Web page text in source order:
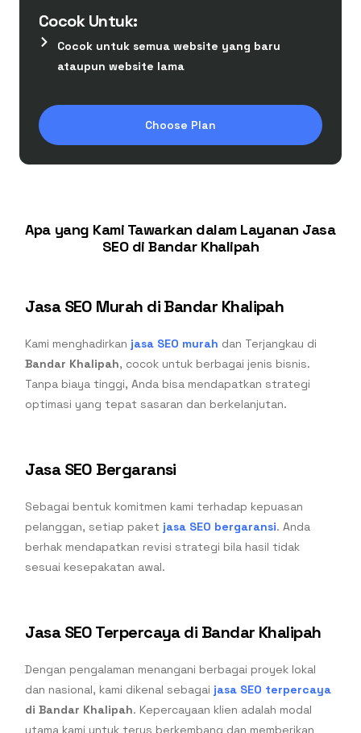
Cocok Untuk:
Cocok untuk semua website yang baru
ataupun website lama
Choose Plan
Apa yang Kami Tawarkan dalam Layanan Jasa
SEO di Bandar Khalipah
Jasa SEO Murah di Bandar Khalipah
Kami menghadirkan jasa SEO murah dan Terjangkau di
Bandar Khalipah, cocok untuk berbagai jenis bisnis.
Tanpa biaya tinggi, Anda bisa mendapatkan strategi
optimasi yang tepat sasaran dan berkelanjutan.
Jasa SEO Bergaransi
Sebagai bentuk komitmen kami terhadap kepuasan
pelanggan, setiap paket jasa SEO bergaransi. Anda
berhak mendapatkan revisi strategi bila hasil tidak
sesuai kesepakatan awal.
Jasa SEO Terpercaya di Bandar Khalipah
Dengan pengalaman menangani berbagai proyek lokal
dan nasional, kami dikenal sebagai jasa SEO terpercaya
di Bandar Khalipah. Kepercayaan klien adalah modal